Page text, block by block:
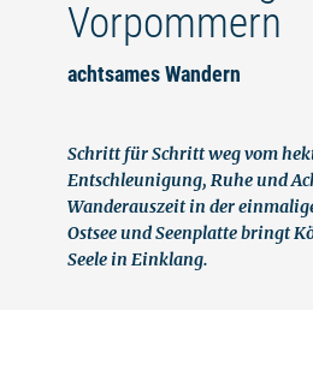
Vorpommern
achtsames Wandern
Schritt für Schritt weg vom
Entschleunigung, Ruhe und
Wanderauszeit in der
Ostsee und Seenplatte bringt
Seele in Einklang.